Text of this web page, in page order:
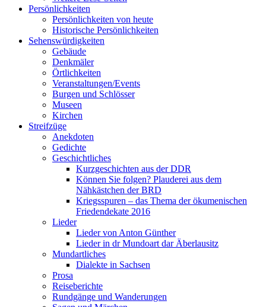
Persönlichkeiten
Persönlichkeiten von heute
Historische Persönlichkeiten
Sehenswürdigkeiten
Gebäude
Denkmäler
Örtlichkeiten
Veranstaltungen/Events
Burgen und Schlösser
Museen
Kirchen
Streifzüge
Anekdoten
Gedichte
Geschichtliches
Kurzgeschichten aus der DDR
Können Sie folgen? Plauderei aus dem
Nähkästchen der BRD
Kriegsspuren – das Thema der ökumenischen
Friedendekate 2016
Lieder
Lieder von Anton Günther
Lieder in dr Mundoart dar Äberlausitz
Mundartliches
Dialekte in Sachsen
Prosa
Reiseberichte
Rundgänge und Wanderungen